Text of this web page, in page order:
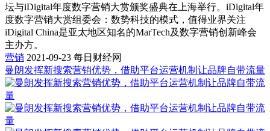
坛与iDigital年度数字营销大赏颁奖盛典在上海举行。iDigital年
度数字营销大赏组委会：数势科技的模式，值得业界关注
iDigital China是亚太地区知名的MarTech及数字营销创新峰会
主办方。
营销 2021-09-23 每日财经网
曼朗发挥新搜索营销优势，借助平台运营机制让品牌自带流量